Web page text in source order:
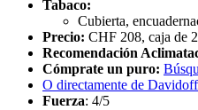
Tabaco:
Cubierta,
Precio: CHF 208, caja de
Recomendación
Cómprate un puro:
O directamente de
Fuerza: 4/5